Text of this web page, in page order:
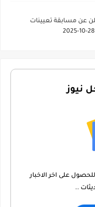
عن مسابقة تعيينات
نيوز
على اخر الاخبار
..